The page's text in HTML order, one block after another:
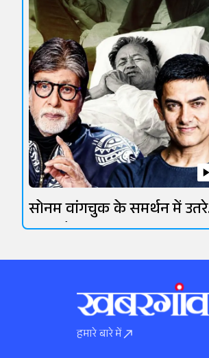
सोनम वांगचुक के समर्थन में उतरे
ओमी वैद्य
हमारे बारे में